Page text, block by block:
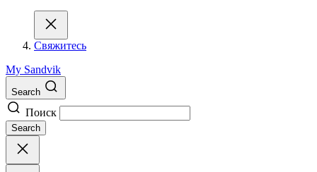
Свяжитесь
My Sandvik
Search
Поиск
Search